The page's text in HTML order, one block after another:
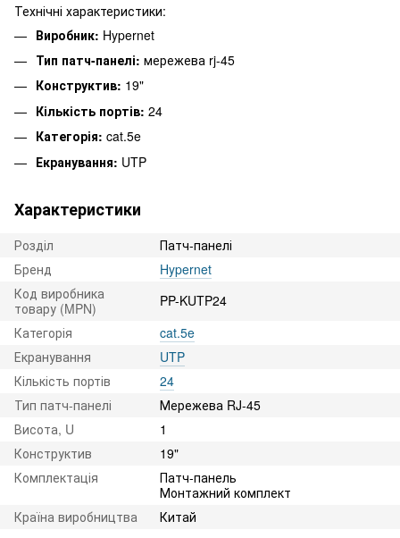
Технічні характеристики:
Виробник: Hypernet
Тип патч-панелі: мережева rj-45
Конструктив: 19"
Кількість портів: 24
Категорія: cat.5e
Екранування: UTP
Характеристики
Розділ
Патч-панелі
Бренд
Hypernet
Код виробника
товару (MPN)
PP-KUTP24
Категорія
cat.5e
Екранування
UTP
Кількість портів
24
Тип патч-панелі
Мережева RJ-45
Висота, U
1
Конструктив
19"
Комплектація
Патч-панель
Монтажний комплект
Країна виробництва
Китай